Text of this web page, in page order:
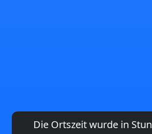
Die Ortszeit wurde in